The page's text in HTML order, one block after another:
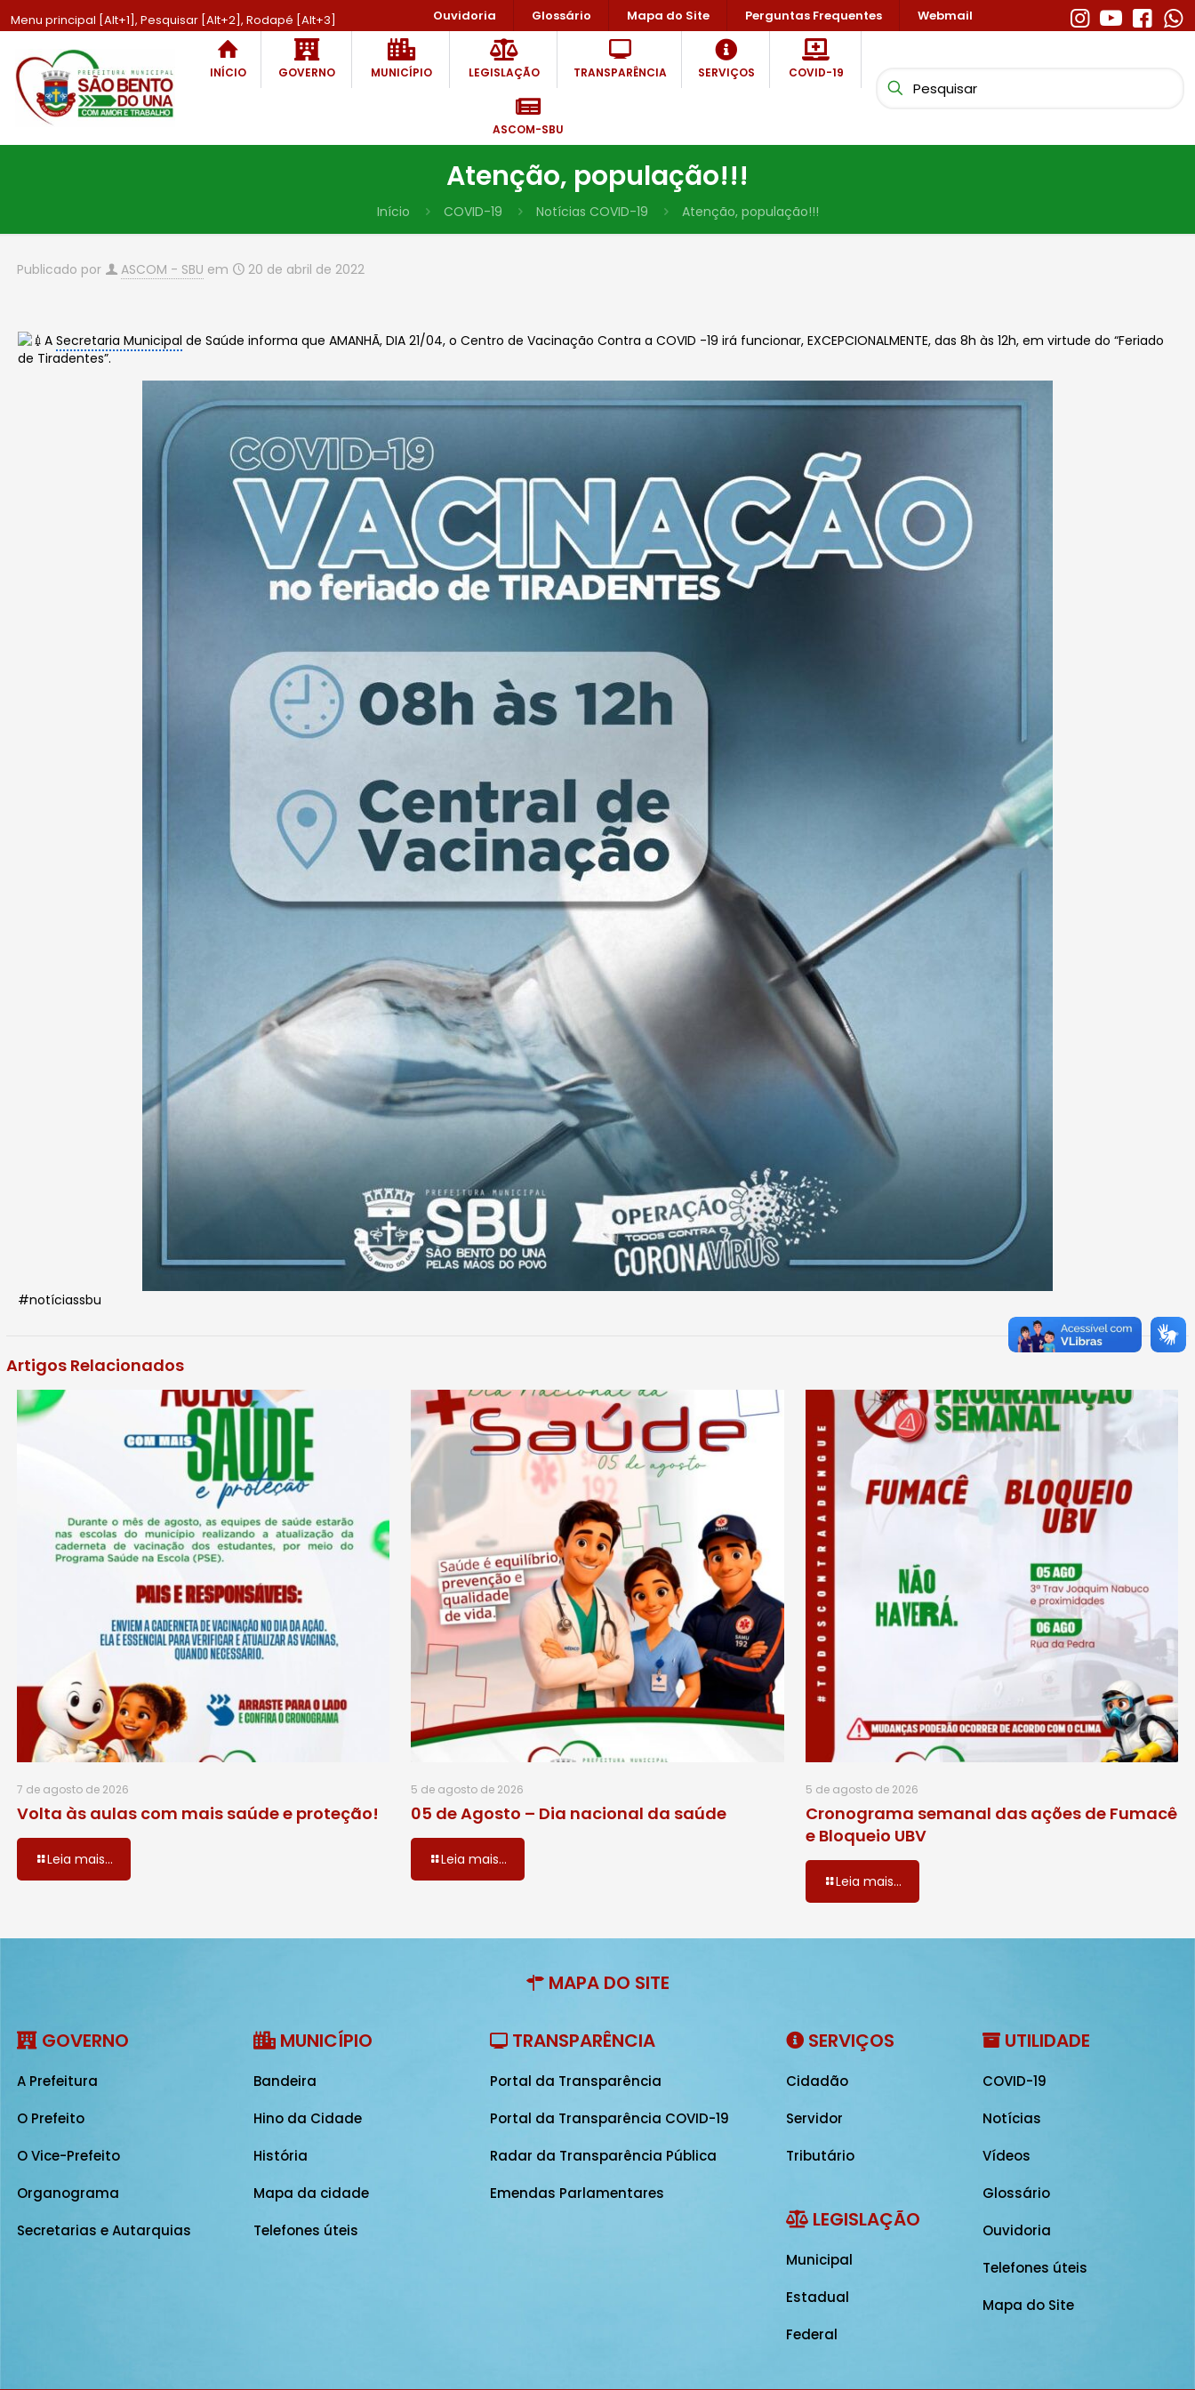
Menu principal [Alt+1], Pesquisar [Alt+2], Rodapé [Alt+3] Ouvidoria Glossário Mapa do Site Perguntas Frequentes Webmail
INÍCIO GOVERNO MUNICÍPIO LEGISLAÇÃO TRANSPARÊNCIA SERVIÇOS COVID-19
ASCOM-SBU
Atenção, população!!!
Início COVID-19 Notícias COVID-19 Atenção, população!!!
Publicado por ASCOM - SBU em 20 de abril de 2022
ASecretaria Municipal de Saúde informa que AMANHÃ, DIA 21/04, o Centro de Vacinação Contra a COVID -19 irá funcionar, EXCEPCIONALMENTE, das 8h às 12h, em virtude do “Feriado
de Tiradentes”.
#notíciassbu
Artigos Relacionados
7 de agosto de 2026
Volta às aulas com mais saúde e proteção!
Leia mais...
5 de agosto de 2026
05 de Agosto – Dia nacional da saúde
Leia mais...
5 de agosto de 2026
Cronograma semanal das ações de Fumacê
e Bloqueio UBV
Leia mais...
MAPA DO SITE
GOVERNO
A Prefeitura
O Prefeito
O Vice-Prefeito
Organograma
Secretarias e Autarquias
MUNICÍPIO
Bandeira
Hino da Cidade
História
Mapa da cidade
Telefones úteis
TRANSPARÊNCIA
Portal da Transparência
Portal da Transparência COVID-19
Radar da Transparência Pública
Emendas Parlamentares
SERVIÇOS
Cidadão
Servidor
Tributário
LEGISLAÇÃO
Municipal
Estadual
Federal
UTILIDADE
COVID-19
Notícias
Vídeos
Glossário
Ouvidoria
Telefones úteis
Mapa do Site